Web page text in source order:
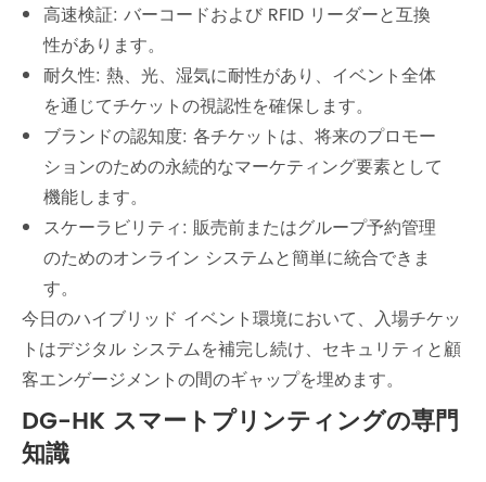
高速検証: バーコードおよび RFID リーダーと互換
性があります。
耐久性: 熱、光、湿気に耐性があり、イベント全体
を通じてチケットの視認性を確保します。
ブランドの認知度: 各チケットは、将来のプロモー
ションのための永続的なマーケティング要素として
機能します。
スケーラビリティ: 販売前またはグループ予約管理
のためのオンライン システムと簡単に統合できま
す。
今日のハイブリッド イベント環境において、入場チケッ
トはデジタル システムを補完し続け、セキュリティと顧
客エンゲージメントの間のギャップを埋めます。
DG-HK スマートプリンティングの専門
知識